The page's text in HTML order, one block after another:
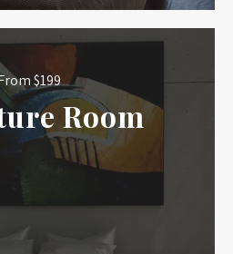
$199
Room